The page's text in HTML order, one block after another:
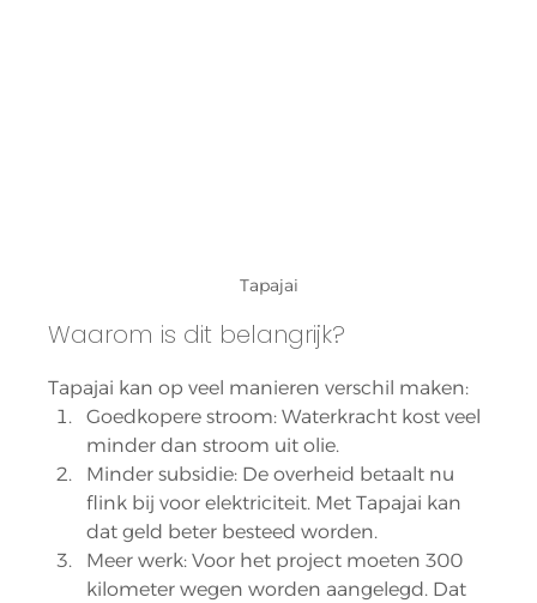
Tapajai
Waarom is dit belangrijk?
Tapajai kan op veel manieren verschil maken:
Goedkopere stroom: Waterkracht kost veel
minder dan stroom uit olie.
Minder subsidie: De overheid betaalt nu
flink bij voor elektriciteit. Met Tapajai kan
dat geld beter besteed worden.
Meer werk: Voor het project moeten 300
kilometer wegen worden aangelegd. Dat